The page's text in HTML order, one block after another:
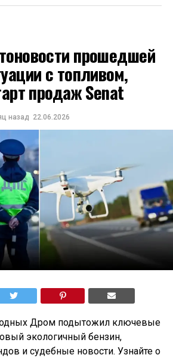
прошедшей
с топливом,
продаж Senat
назад 22.06.2026
Дром подытожил ключевые
экологичный бензин,
и судебные новости. Узнайте о